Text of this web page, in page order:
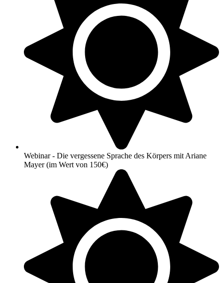
Webinar - Die vergessene Sprache des Körpers mit Ariane
Mayer (im Wert von 150€)